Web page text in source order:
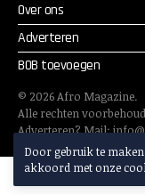
Door gebruik te
akkoord met onze
Over ons
Adverteren
BOB toevoegen
© 2026Afro Magazine.
Alle rechten
Adverteren? Mail: